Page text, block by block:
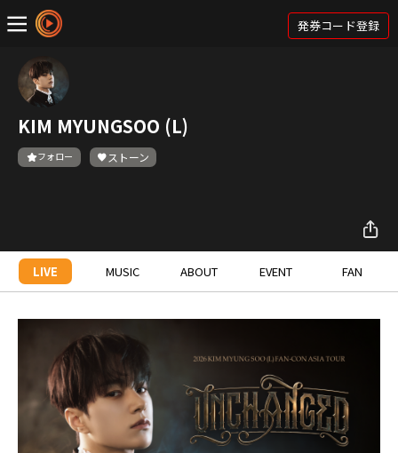
発券コード登録
KIM MYUNGSOO (L)
フォロー ストーン
LIVE MUSIC ABOUT EVENT FAN